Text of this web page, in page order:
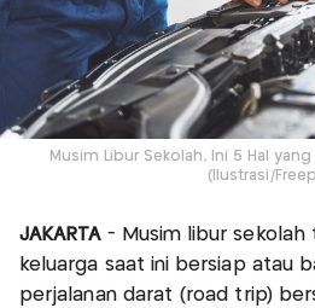
Musim Libur Sekolah, Ini 5 Hal
(Ilustrasi/
JAKARTA- Musim libur sekolah
keluarga saat ini bersiap atau
perjalanan darat (road trip)